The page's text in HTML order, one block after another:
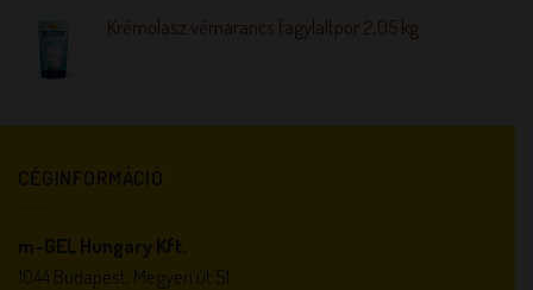
Krémolasz vérnarancs fagylaltpor 2,05 kg
CÉGINFORMÁCIÓ
m-GEL Hungary Kft.
1044 Budapest, Megyeri út 51.